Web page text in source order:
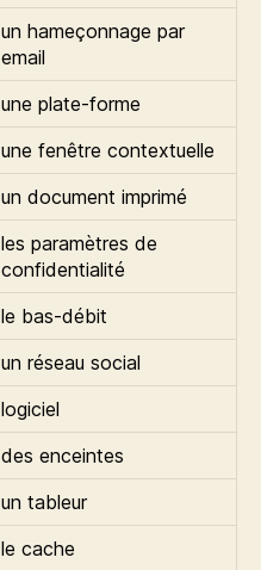
un hameçonnage par
email
une plate-forme
une fenêtre contextuelle
un document imprimé
les paramètres de
confidentialité
le bas-débit
un réseau social
logiciel
des enceintes
un tableur
le cache